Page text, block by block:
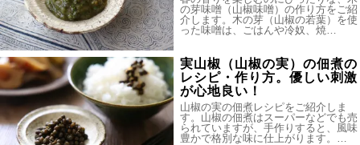
の芽味噌（山椒味噌）の作り方をご紹
介します。木の芽（山椒の若葉）を使
った味噌は、ごはんや冷奴、焼…
実山椒（山椒の実）の佃煮の
レシピ・作り方。優しい刺激
が心地良い！
山椒の実の佃煮レシピをご紹介しま
す。山椒の佃煮はスーパーなどでも売
られていますが、手作りすると、風味
豊かで格別な味に仕上がります。…